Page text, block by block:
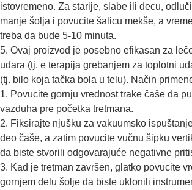
istovremeno. Za starije, slabe ili decu,
manje šolja i povucite šalicu mekše, a
treba da bude 5-10 minuta.
5. Ovaj proizvod je posebno efikasan za
udara (tj. e terapija grebanjem za toplotni
(tj. bilo koja tačka bola u telu). Način
1. Povucite gornju vrednost trake čaše da
vazduha pre početka tretmana.
2. Fiksirajte njušku za vakuumsko
deo čaše, a zatim povucite vučnu šipku
da biste stvorili odgovarajuće negativne
3. Kad je tretman završen, glatko povucite
gornjem delu šolje da biste uklonili